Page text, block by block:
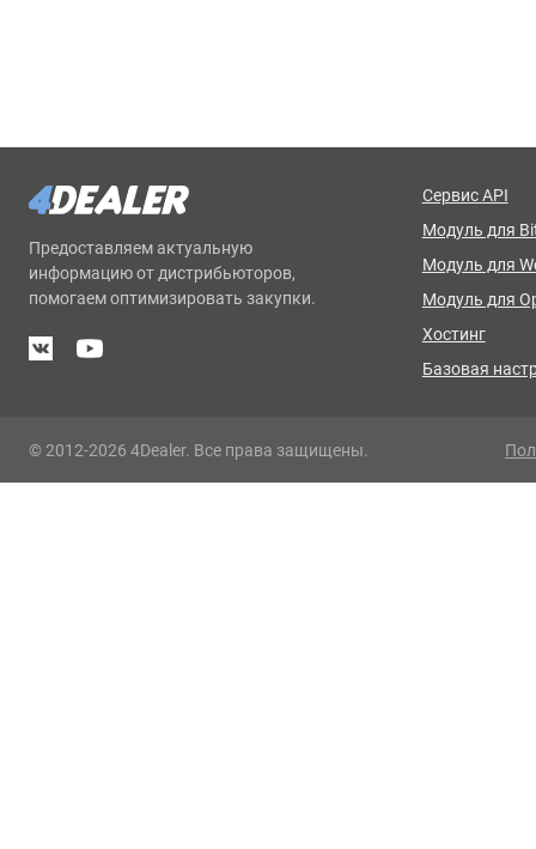
Предоставляем актуальную
информацию от дистрибьюторов,
помогаем оптимизировать закупки.
Сервис API
Модуль для
Модуль для
Модуль для
Хостинг
Базовая
© 2012-2026 4Dealer. Все права защищены.